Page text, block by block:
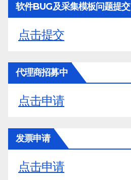
软件BUG及采集模板问题提交
点击提交
代理商招募中
点击申请
发票申请
点击申请